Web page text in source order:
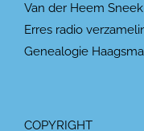
Van der Heem Sneek
Erres radio
Genealogie
COPYRIGHT